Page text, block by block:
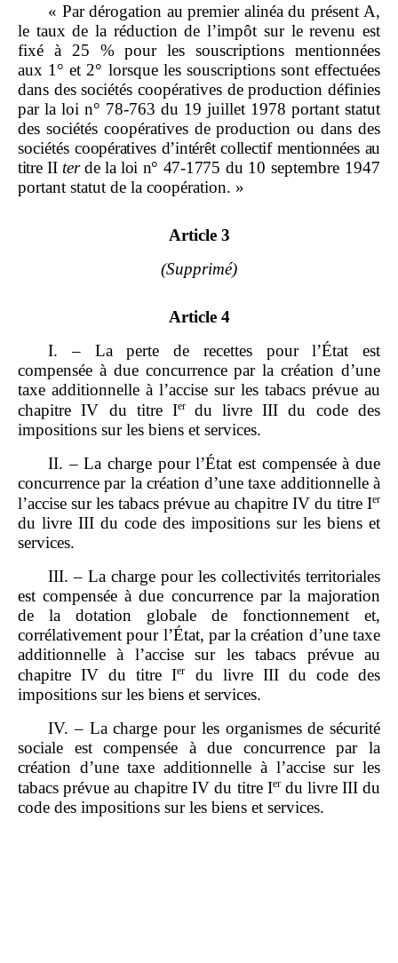
« Par dérogation au premier alinéa du présent A,
le taux de la réduction de l’impôt sur le revenu est
fixé à 25 % pour les souscriptions mentionnées
aux 1° et 2° lorsque les souscriptions sont effectuées
dans des sociétés coopératives de production définies
par la loi n° 78‑763 du 19 juillet 1978 portant statut
des sociétés coopératives de production ou dans des
sociétéscoopératives d’intérêt collectif mentionnées au
titre II terde la loi n° 47‑1775 du 10 septembre 1947
portant statut de la coopération. »
Article 3
(Supprimé)
Article 4
I. – La perte de recettes pour l’État est
compensée à due concurrence par la création d’une
taxe additionnelle à l’accise sur les tabacs prévue au
chapitre IV du titre Ier du livre III du code des
impositions sur les biens et services.
II. – La charge pour l’État est compensée à due
concurrence par la création d’une taxe additionnelle à
l’accise sur les tabacs prévue au chapitre IV du titre Ier
du livre III du code des impositions sur les biens et
services.
III. – La charge pour les collectivités territoriales
est compensée à due concurrence par la majoration
de la dotation globale de fonctionnement et,
corrélativement pour l’État, par la création d’une taxe
additionnelle à l’accise sur les tabacs prévue au
chapitre IV du titre Ier
du livre III du code des
impositions sur les biens et services.
IV. – La charge pour les organismes de sécurité
sociale est compensée à due concurrence par la
création d’une taxe additionnelle à l’accise sur les
tabacs prévue au chapitre IV du titre Ierdu livre III du
code des impositions sur les biens et services.